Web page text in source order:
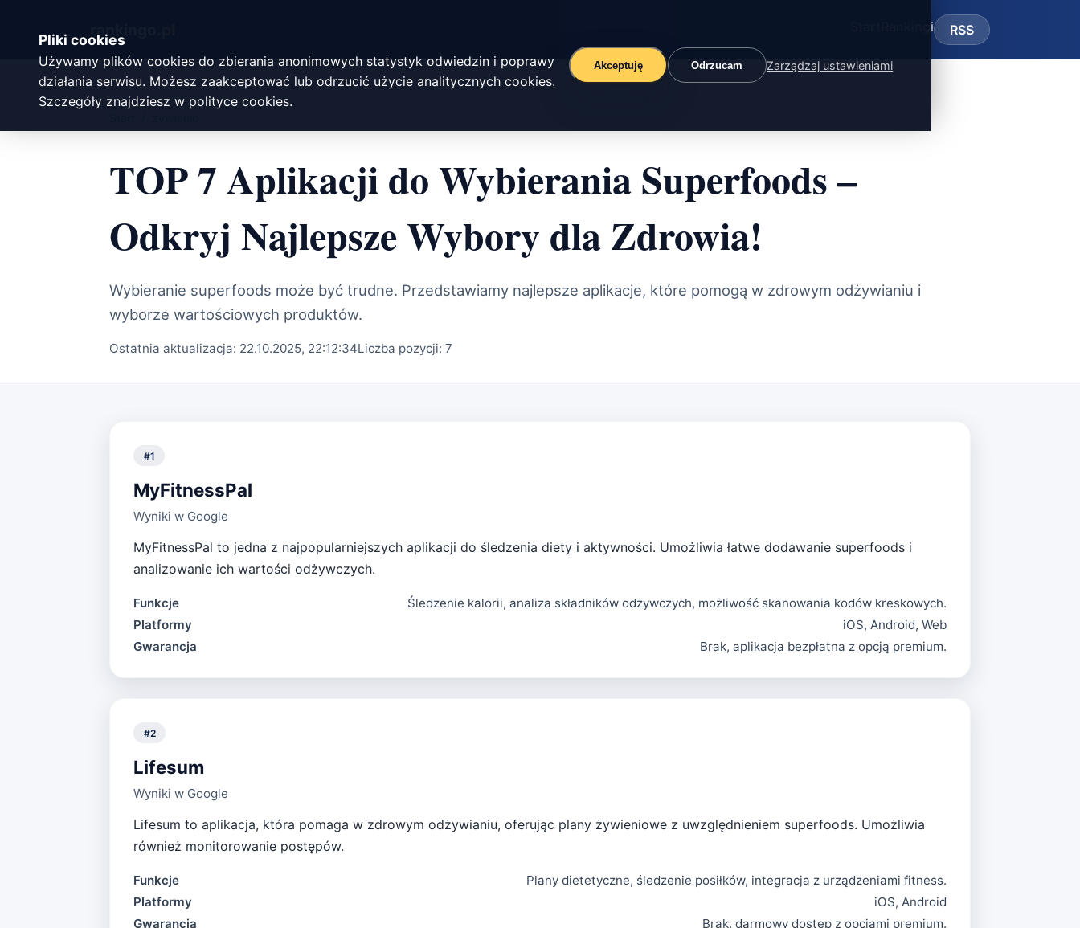
Pliki cookies
Używamy plików cookies do zbierania anonimowych statystyk odwiedzin i poprawy
działania serwisu. Możesz zaakceptować lub odrzucić użycie analitycznych cookies.
Szczegóły znajdziesz w polityce cookies.
Akceptuję Odrzucam Zarządzaj ustawieniami
rankingo. Rankingi RSS
TOP 7 Aplikacji do Wybierania Superfoods –
Odkryj Najlepsze Wybory dla Zdrowia!
Wybieranie superfoods może być trudne. Przedstawiamy najlepsze aplikacje, które pomogą w zdrowym odżywianiu i
wyborze wartościowych produktów.
Ostatnia aktualizacja: 22.10.2025, 22:12:34Liczba pozycji: 7
#1
MyFitnessPal
Wyniki w Google
MyFitnessPal to jedna z najpopularniejszych aplikacji do śledzenia diety i aktywności. Umożliwia łatwe dodawanie superfoods i
analizowanie ich wartości odżywczych.
Funkcje
Śledzenie kalorii, analiza składników odżywczych, możliwość skanowania kodów kreskowych.
Platformy
iOS, Android, Web
Gwarancja
Brak, aplikacja bezpłatna z opcją premium.
#2
Lifesum
Wyniki w Google
Lifesum to aplikacja, która pomaga w zdrowym odżywianiu, oferując plany żywieniowe z uwzględnieniem superfoods. Umożliwia
również monitorowanie postępów.
Funkcje
Plany dietetyczne, śledzenie posiłków, integracja z urządzeniami fitness.
Platformy
iOS, Android
Gwarancja
Brak, darmowy dostęp z opcjami premium.